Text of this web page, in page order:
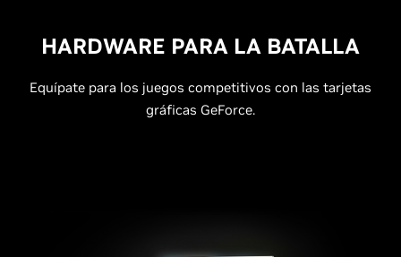
HARDWARE PARA LA BATALLA
Equípate para los juegos competitivos con las tarjetas
gráficas GeForce.